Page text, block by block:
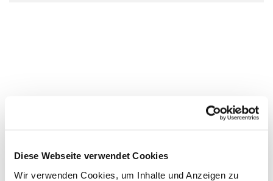
Diese Webseite verwendet Cookies
Wir verwenden Cookies, um Inhalte und Anzeigen zu